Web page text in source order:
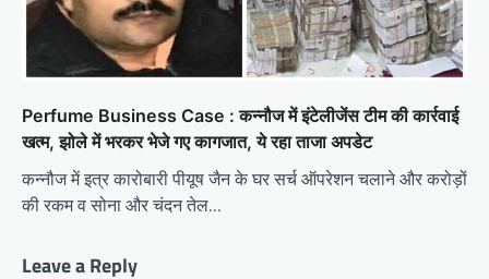
Perfume Business Case : कन्नौज में इंटेलीजेंस टीम की कार्रवाई
खत्म, झोले में भरकर भेजे गए कागजात, ये रहा ताजा अपडेट
कन्नौज में इत्र कारोबारी पीयूष जैन के घर सर्च ऑपरेशन चलाने और करोड़ों
की रकम व सोना और चंदन तेल…
Leave a Reply